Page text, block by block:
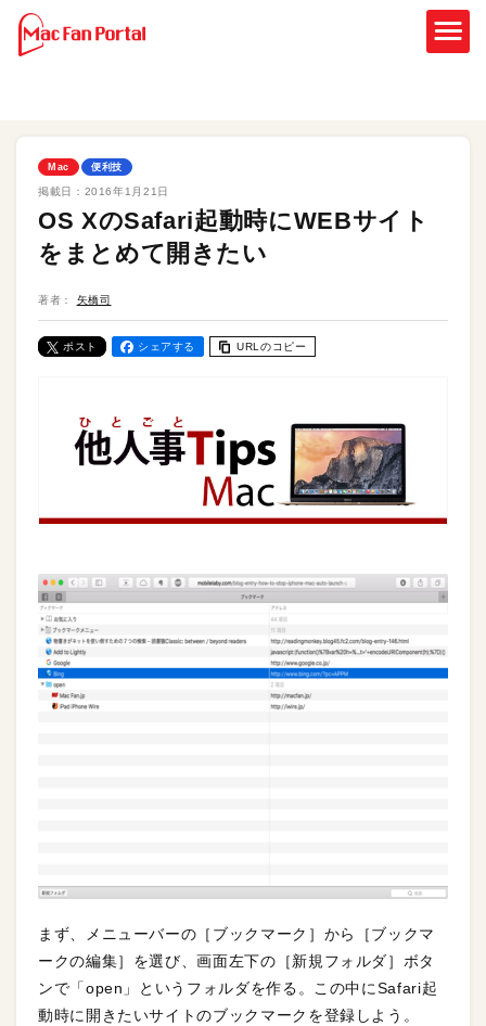
Mac 便利技
掲載日： 2016年1月21日
OS XのSafari起動時にWEBサイト
をまとめて開きたい
著者： 矢橋司
ポスト シェアする URLのコピー
まず、メニューバーの［ブックマーク］から［ブックマ
ークの編集］を選び、画面左下の［新規フォルダ］ボタ
ンで「open」というフォルダを作る。この中にSafari起
動時に開きたいサイトのブックマークを登録しよう。